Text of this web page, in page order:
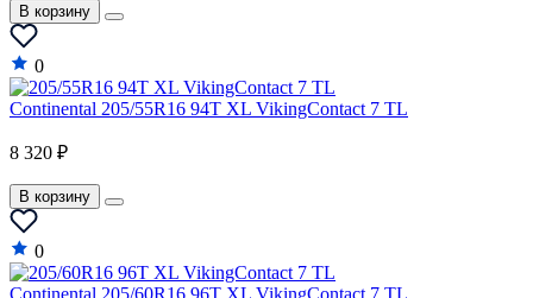
В корзину
0
Continental 205/55R16 94T XL VikingContact 7 TL
8 320 ₽
В корзину
0
Continental 205/60R16 96T XL VikingContact 7 TL